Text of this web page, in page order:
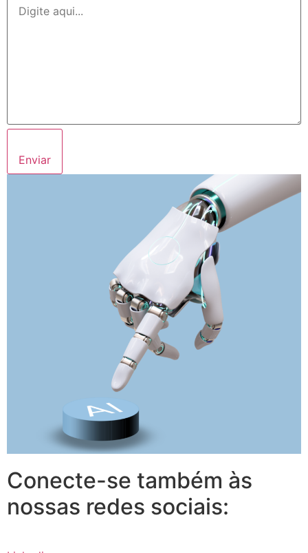
Enviar
Conecte-se também às
nossas redes sociais: